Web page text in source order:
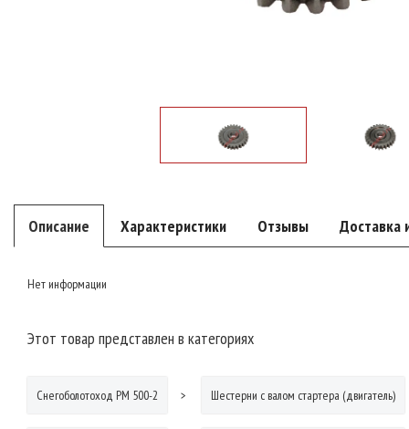
Описание Характеристики Отзывы Доставка
Нет информации
Этот товар представлен в категориях
Снегоболотоход РМ 500-2 Шестерни с валом стартера (двигатель)